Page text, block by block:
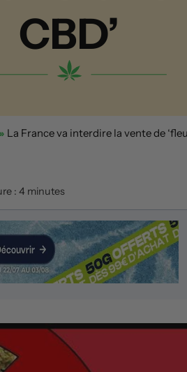
CBD’
» La France va interdire la vente de
: 4 minutes